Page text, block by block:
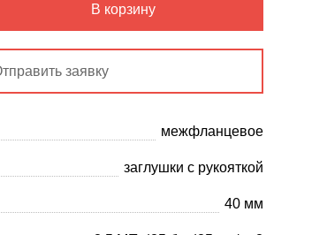
В корзину
заявку
межфланцевое
заглушки с рукояткой
40 мм